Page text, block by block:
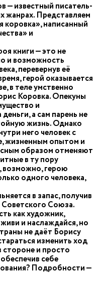
известный писатель-
жанрах. Представляем
написанный
и
книги — это не
и возможность
перевернув её
герой оказывается
в теле умственно
Коровка. Опекуны
и
а сам парень не
жизнь. Однако
него человек с
жизненным опытом и
образом отменяют
в ту пору
возможно, герою
одного человека,
в запас, получив
Советского Союза.
как художник,
и наслаждайся, но
не даёт Борису
изменить ход
стороне и просто
себе
Подробности —